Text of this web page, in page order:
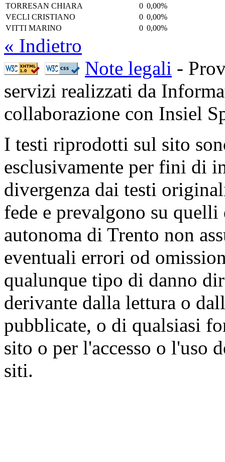
TORRESAN CHIARA
0 0,00%
VECLI CRISTIANO
0 0,00%
VITTI MARINO
0 0,00%
« Indietro
Note legali -
servizi realizzati da
collaborazione con Insiel
I testi riprodotti sul sito
esclusivamente per fini di
divergenza dai testi
fede e prevalgono su
autonoma di Trento non
eventuali errori od
qualunque tipo di danno
derivante dalla lettura o
pubblicate, o di qualsiasi
sito o per l'accesso o l'uso
siti.